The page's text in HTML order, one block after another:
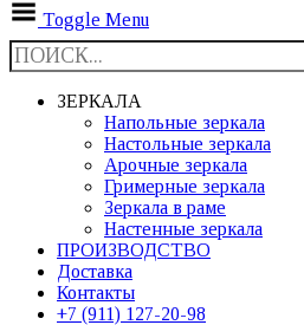
Toggle Menu
ЗЕРКАЛА
Напольные зеркала
Настольные зеркала
Арочные зеркала
Гримерные зеркала
Зеркала в раме
Настенные зеркала
ПРОИЗВОДСТВО
Доставка
Контакты
+7 (911) 127-20-98